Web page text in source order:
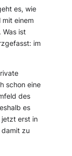
es, wie
mit einem
Was ist
im
schon eine
des
es
jetzt erst in
zu